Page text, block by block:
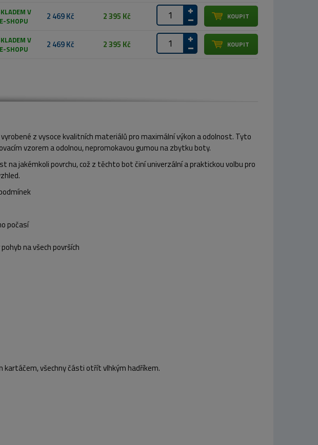
V
E-SHOPU
2 469 Kč
2 395 Kč
V
E-SHOPU
2 469 Kč 2 395 Kč
z vysoce kvalitních materiálů pro maximální výkon a odolnost. Tyto
vzorem a odolnou, nepromokavou gumou na zbytku boty.
na jakémkoli povrchu, což z těchto bot činí univerzální a praktickou volbu pro
počasí
na všech površích
všechny části otřít vlhkým hadříkem.